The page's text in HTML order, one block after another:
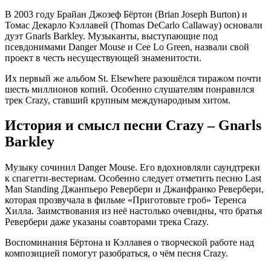
В 2003 году Брайан Джозеф Бёртон (Brian Joseph Burton) и
Томас Декарло Кэллавей (Thomas DeCarlo Callaway) основали
дуэт Gnarls Barkley. Музыканты, выступающие под
псевдонимами Danger Mouse и Cee Lo Green, назвали свой
проект в честь несуществующей знаменитости.
Их первый же альбом St. Elsewhere разошёлся тиражом почти
шесть миллионов копий. Особенно слушателям понравился
трек Crazy, ставший крупным международным хитом.
История и смысл песни Crazy – Gnarls
Barkley
Музыку сочинил Danger Mouse. Его вдохновляли саундтреки
к спагетти-вестернам. Особенно следует отметить песню Last
Man Standing Джанпьеро Ревербери и Джанфранко Ревербери,
которая прозвучала в фильме «Приготовьте гроб» Теренса
Хилла. Заимствования из неё настолько очевидны, что братья
Ревербери даже указаны соавторами трека Crazy.
Воспоминания Бёртона и Кэллавея о творческой работе над
композицией помогут разобраться, о чём песня Crazy.